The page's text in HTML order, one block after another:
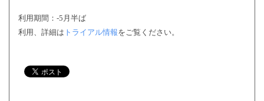
利用期間：-5月半ば
利用、詳細は トライアル情報をご覧ください。